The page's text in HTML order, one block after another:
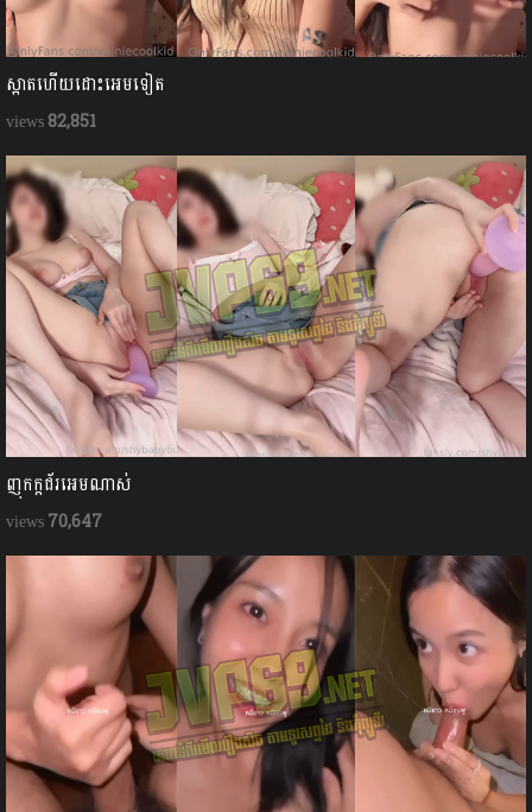
ស្អាតហើយដោះអេមទៀត
82,851
ញុកក្ដជ័រអេមណាស់
70,647